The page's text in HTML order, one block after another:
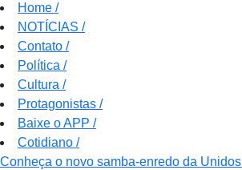
Home /
NOTÍCIAS /
Contato /
Política /
Cultura /
Protagonistas /
Baixe o APP /
Cotidiano /
Conheça o novo samba-enredo da